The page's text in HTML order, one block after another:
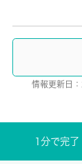
情報更新日
1分で完了